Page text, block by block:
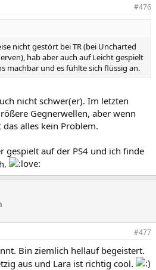
#476
nicht gestört bei TR (bei Uncharted
hab aber auch auf Leicht gespielt
machbar und es fühlte sich flüssig an.
nicht schwer(er). Im letzten
Gegnerwellen, aber wenn
alles kein Problem.
gespielt auf der PS4 und ich finde
#477
Bin ziemlich hellauf begeistert.
aus und Lara ist richtig cool.